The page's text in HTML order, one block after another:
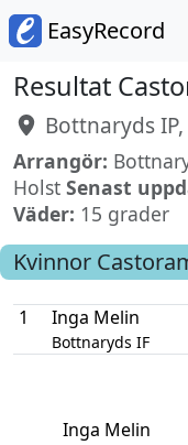
EasyRecord
Resultat
Bottnaryds
Arrangör:
Holst Senast
Väder: 15 grader
Kvinnor
1 Inga Melin
Bottnaryds IF
Inga Melin